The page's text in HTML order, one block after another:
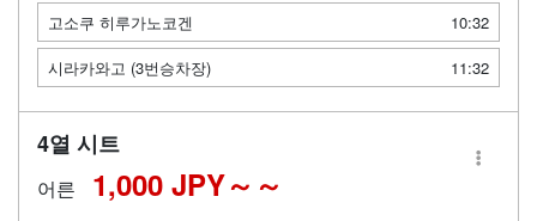
고소쿠 히루가노코겐
10:32
시라카와고 (3번승차장)
11:32
4열 시트
어른 1,000 JPY～